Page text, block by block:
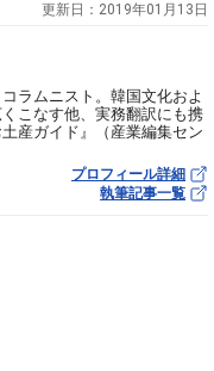
更新日： 2019年01月13日
ラムニスト。韓国文化およ
こなす他、実務翻訳にも携
産ガイド』（産業編集セン
プロフィール詳細
執筆記事一覧